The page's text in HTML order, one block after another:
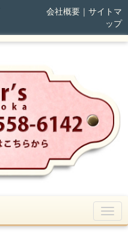
会社概要｜ サイトマ
ップ